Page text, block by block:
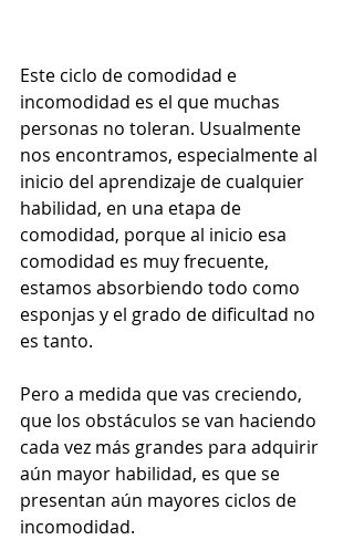
Este ciclo de comodidad e
incomodidad es el que muchas
personas no toleran. Usualmente
nos encontramos, especialmente al
inicio del aprendizaje de cualquier
habilidad, en una etapa de
comodidad, porque al inicio esa
comodidad es muy frecuente,
estamos absorbiendo todo como
esponjas y el grado de dificultad no
es tanto.
Pero a medida que vas creciendo,
que los obstáculos se van haciendo
cada vez más grandes para adquirir
aún mayor habilidad, es que se
presentan aún mayores ciclos de
incomodidad.